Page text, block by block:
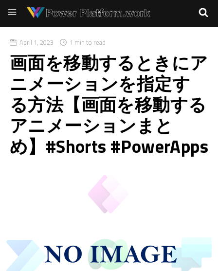
April 1, 2023 1 min to read
画面を移動するときにア
ニメーションを指定す
る方法【画面を移動する
アニメーションまと
め】#Shorts #PowerApps